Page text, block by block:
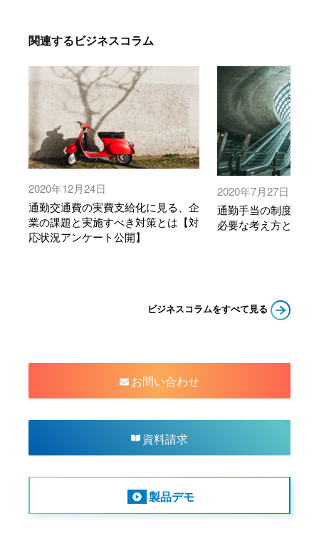
関連するビジネスコラム
2020年12月24日
通勤交通費の実費支給化に見る、企
業の課題と実施すべき対策とは【対
応状況アンケート公開】
2020年7月27日
通勤手当の制度を設
必要な考え方とは
ビジネスコラムをすべて見る
お問い合わせ
資料請求
製品デモ